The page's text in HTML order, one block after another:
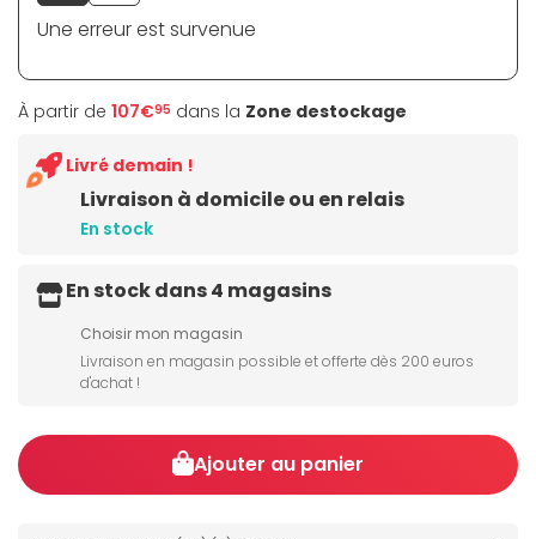
Une erreur est survenue
À partir de 107€95 dans la Zone destockage
Livraison à domicile ou en relais
En stock
Livré demain !
En stock dans 4 magasins
Choisir mon magasin
Livraison en magasin possible et offerte dès 200 euros
d'achat !
Ajouter au panier